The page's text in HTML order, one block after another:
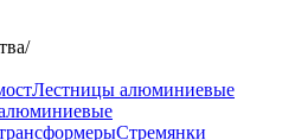
/
Лестницы алюминиевые
Стремянки